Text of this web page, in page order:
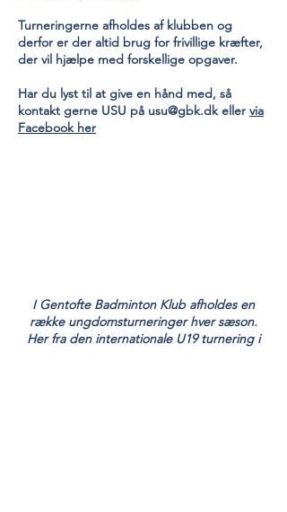
Turneringerne afholdes af klubben og
derfor er der altid brug for frivillige kræfter,
der vil hjælpe med forskellige opgaver.
Har du lyst til at give en hånd med, så
kontakt gerne USU på usu@gbk.dkeller via
Facebook her
I Gentofte Badminton Klub afholdes en
række ungdomsturneringer hver sæson.
Her fra den internationale U19 turnering i